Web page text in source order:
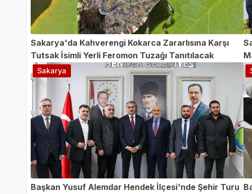
Sakarya'da Kahverengi Kokarca Zararlısına Karşı
Tutsak İsimli Yerli Feromon Tuzağı Tanıtılacak
Başkan Yusuf Alemdar Hendek İlçesi'nde Şehir Turu
Sakarya